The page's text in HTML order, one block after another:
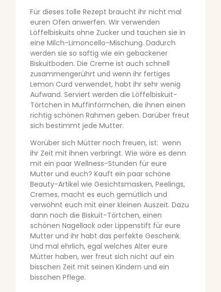
Für dieses tolle Rezept braucht ihr nicht mal
euren Ofen anwerfen. Wir verwenden
Löffelbiskuits ohne Zucker und tauchen sie in
eine Milch-Limoncello-Mischung. Dadurch
werden sie so saftig wie ein gebackener
Biskuitboden. Die Creme ist auch schnell
zusammengerührt und wenn ihr fertiges
Lemon Curd verwendet, habt ihr sehr wenig
Aufwand. Serviert werden die Löffelbiskuit-
Törtchen in Muffinförmchen, die ihnen einen
richtig schönen Rahmen geben. Darüber freut
sich bestimmt jede Mutter.
Worüber sich Mütter noch freuen, ist: wenn
ihr Zeit mit ihnen verbringt. Wie wäre es denn
mit ein paar Wellness-Stunden für eure
Mutter und euch? Kauft ein paar schöne
Beauty-Artikel wie Gesichtsmasken, Peelings,
Cremes, macht es euch gemütlich und
verwöhnt euch mit einer kleinen Auszeit. Dazu
dann noch die Biskuit-Törtchen, einen
schönen Nagellack oder Lippenstift für eure
Mutter und ihr habt das perfekte Geschenk.
Und mal ehrlich, egal welches Alter eure
Mütter haben, wer freut sich nicht auf ein
bisschen Zeit mit seinen Kindern und ein
bisschen Pflege.